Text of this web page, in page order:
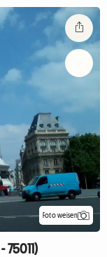
Foto weisen
75011)